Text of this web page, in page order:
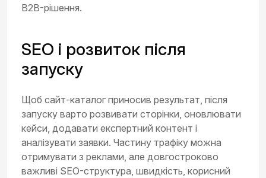
B2B-рішення.
SEO і розвиток після
запуску
Щоб сайт-каталог приносив результат, після
запуску варто розвивати сторінки, оновлювати
кейси, додавати експертний контент і
аналізувати заявки. Частину трафіку можна
отримувати з реклами, але довгостроково
важливі SEO-структура, швидкість, корисний